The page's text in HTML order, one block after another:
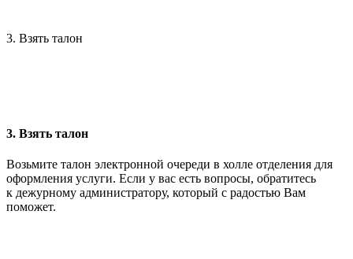
3. Взять талон
3. Взять талон
Возьмите талон электронной очереди в холле отделения для
оформления услуги. Если у вас есть вопросы, обратитесь
к дежурному администратору, который с радостью Вам
поможет.